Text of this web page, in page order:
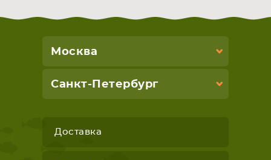
Москва
Санкт-Петербург
Доставка